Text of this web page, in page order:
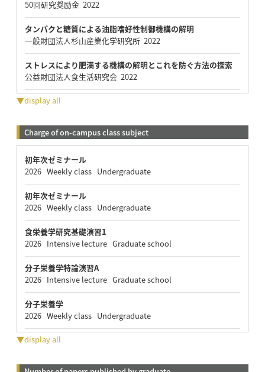
50回研究奨励金 2022
タンパクと糖質による油脂嗜好性制御機構の解明
一般財団法人杉山産業化学研究所 2022
ストレスにより肥満する機構の解明とこれを防ぐ方法の探索
公益財団法人食生活研究会 2022
▼display all
Charge of on-campus class subject
初年次ゼミナール
2026 Weekly class Undergraduate
初年次ゼミナール
2026 Weekly class Undergraduate
食栄養学研究基礎演習1
2026 Intensive lecture Graduate school
分子栄養学特論演習A
2026 Intensive lecture Graduate school
分子栄養学
2026 Weekly class Undergraduate
▼display all